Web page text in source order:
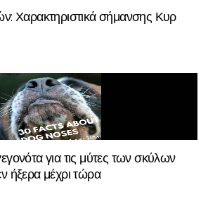
Χαρακτηριστικά σήμανσης Κυρ
για τις μύτες των σκύλων
ήξερα μέχρι τώρα